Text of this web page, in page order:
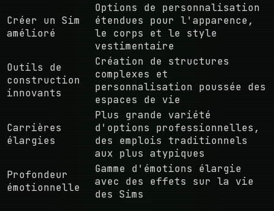
Créer un Sim
amélioré
Options de personnalisation
étendues pour l'apparence,
le corps et le style
vestimentaire
Outils de
construction
innovants
Création de structures
complexes et
personnalisation poussée des
espaces de vie
Carrières
élargies
Plus grande variété
d'options professionnelles,
des emplois traditionnels
aux plus atypiques
Profondeur
émotionnelle
Gamme d'émotions élargie
avec des effets sur la vie
des Sims